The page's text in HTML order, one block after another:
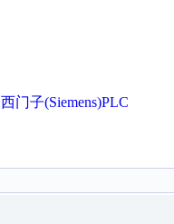
西门子(Siemens)PLC